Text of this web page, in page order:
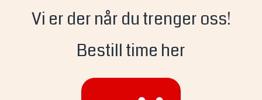
Vi er der når du trenger oss!
Bestill time her